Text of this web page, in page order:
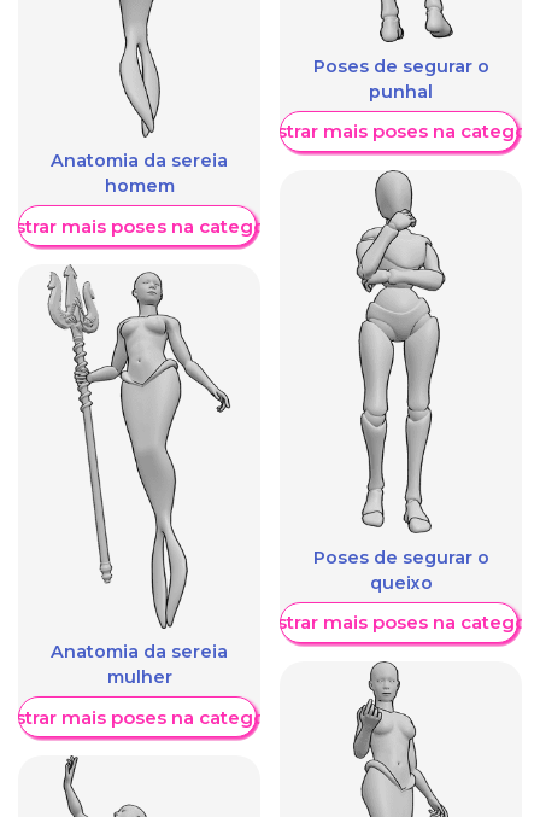
Anatomia da sereia
homem
mais poses na categoria
Anatomia da sereia
mulher
mais poses na categoria
Poses de segurar o
punhal
Mostrar mais poses na
Poses de segurar o
queixo
Mostrar mais poses na